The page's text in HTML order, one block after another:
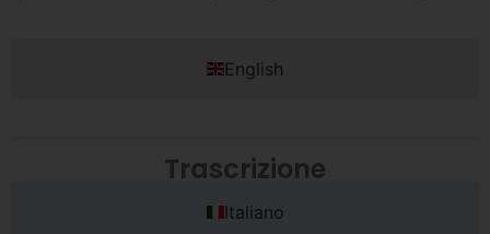
English
Trascrizione
Italiano